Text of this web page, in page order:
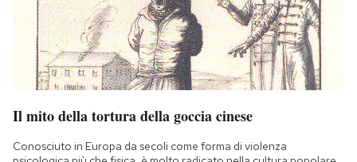
Il mito della tortura della goccia cinese
Conosciuto in Europa da secoli come forma di violenza